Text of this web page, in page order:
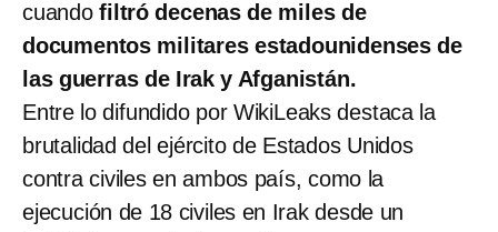
cuandofiltró decenas de miles de
documentos militares estadounidenses de
las guerras de Irak y Afganistán.
Entre lo difundido por WikiLeaks destaca la
brutalidad del ejército de Estados Unidos
contra civiles en ambos país, como la
ejecución de 18 civiles en Irak desde un